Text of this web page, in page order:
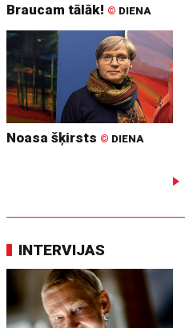
Braucam tālāk! © DIENA
Noasa šķirsts © DIENA
INTERVIJAS